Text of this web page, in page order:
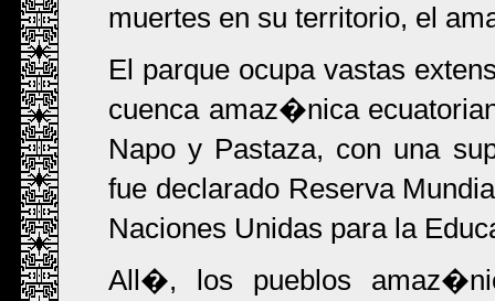
muertes en su territorio, el
El parque ocupa vastas
cuenca amaz�nica
Napo y Pastaza, con una
fue declarado Reserva
Naciones Unidas para la
All�, los pueblos